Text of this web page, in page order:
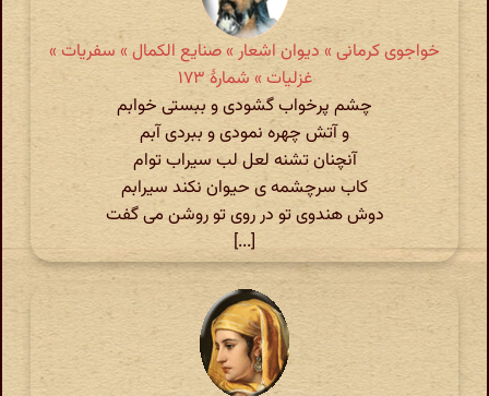
خواجوی کرمانی » دیوان اشعار » صنایع الکمال » سفریات »
غزلیات » شمارهٔ ۱۷۳
چشم پرخواب گشودی و ببستی خوابم
و آتش چهره نمودی و ببردی آبم
آنچنان تشنه لعل لب سیراب توام
کاب سرچشمه ی حیوان نکند سیرابم
دوش هندوی تو در روی تو روشن می گفت
[...]